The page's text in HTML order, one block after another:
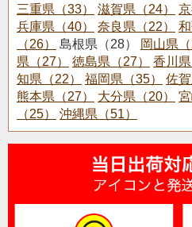
三重県（33）
滋賀県（24）
兵庫県（40）
奈良県（22）
（26）
島根県（28） 岡山県（
県（27）
徳島県（27） 香川県
知県（22）
福岡県（35） 佐賀
熊本県（27）
大分県（20）
（25）
沖縄県（51）